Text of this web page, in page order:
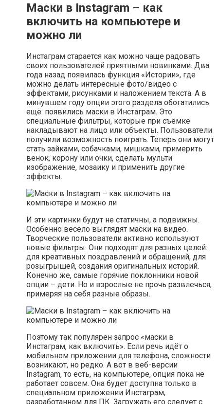
Маски в Instagram – как
включить на компьютере и
можно ли
Инстаграм старается как можно чаще радовать
своих пользователей приятными новинками. Два
года назад появилась функция «Истории», где
можно делать интересные фото/видео с
эффектами, рисунками и наложением текста. А в
минувшем году опции этого раздела обогатились
ещё: появились маски в Инстаграм. Это
специальные фильтры, которые при съёмке
накладывают на лицо или объекты. Пользователи
получили возможность поиграть. Теперь они могут
стать зайками, собачками, мишками, примерить
венок, корону или очки, сделать мульти
изображение, мозаику и применить другие
эффекты.
И эти картинки будут не статичны, а подвижны.
Особенно весело выглядят маски на видео.
Творческие пользователи активно используют
новые фильтры. Они подходят для разных целей:
для креативных поздравлений и обращений, для
розыгрышей, создания оригинальных историй.
Конечно же, самые горячие поклонники новой
опции – дети. Но и взрослые не прочь развлечься,
примеряя на себя разные образы.
Поэтому так популярен запрос «маски в
Инстаграм, как включить». Если речь идёт о
мобильном приложении для телефона, сложности
возникают, но редко. А вот в веб-версии
Instagram, то есть, на компьютере, опция пока не
работает совсем. Она будет доступна только в
специальном приложении Инстаграм,
разработанном для ПК. Загружать его следует с